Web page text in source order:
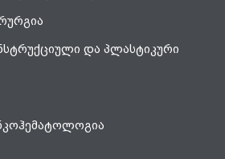
და პლასტიკური